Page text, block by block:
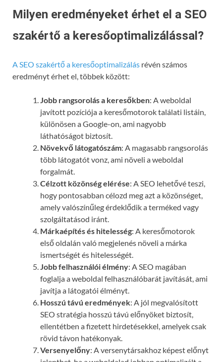
Milyen eredményeket érhet el a SEO
szakértő a keresőoptimalizálással?
A SEO szakértő a keresőoptimalizálás révén számos
eredményt érhet el, többek között:
Jobb rangsorolás a keresőkben: A weboldal
javított pozíciója a keresőmotorok találati listáin,
különösen a Google-on, ami nagyobb
láthatóságot biztosít.
Növekvő látogatószám: A magasabb rangsorolás
több látogatót vonz, ami növeli a weboldal
forgalmát.
Célzott közönség elérése: A SEO lehetővé teszi,
hogy pontosabban célozd meg azt a közönséget,
amely valószínűleg érdeklődik a terméked vagy
szolgáltatásod iránt.
Márkaépítés és hitelesség: A keresőmotorok
első oldalán való megjelenés növeli a márka
ismertségét és hitelességét.
Jobb felhasználói élmény: A SEO magában
foglalja a weboldal felhasználóbarát javítását, ami
javítja a látogatói élményt.
Hosszú távú eredmények: A jól megvalósított
SEO stratégia hosszú távú előnyöket biztosít,
ellentétben a fizetett hirdetésekkel, amelyek csak
rövid távon hatékonyak.
Versenyelőny: A versenytársakhoz képest előnyt